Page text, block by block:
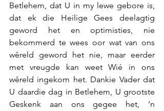
Betlehem, dat U in my lewe gebore is,
dat ek die Heilige Gees deelagtig
geword het en optimisties, nie
bekommerd te wees oor wat van ons
wêreld geword het nie, maar eerder
met vreugde kan weet Wié in ons
wêreld ingekom het. Dankie Vader dat
U daardie dag in Betlehem, U grootste
Geskenk aan ons gegee het, ‘n